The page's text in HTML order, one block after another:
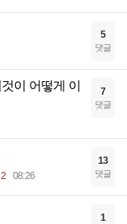
5
댓글
이 어떻게 이
7
댓글
08:26
13
댓글
1